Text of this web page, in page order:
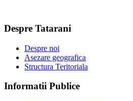
Despre Tatarani
Despre noi
Asezare geografica
Structura Teritoriala
Informatii Publice